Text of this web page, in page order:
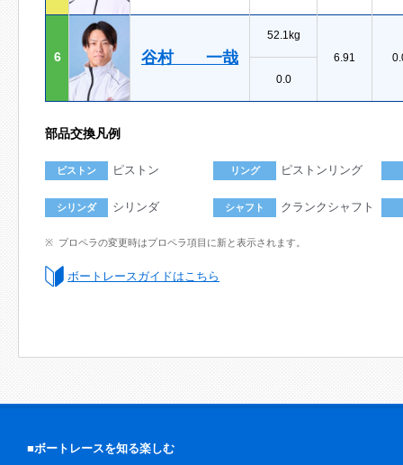
6 谷村 一哉
52.1kg
6.91
0.0
部品交換凡例
ピストン ピストン リング ピストンリング
シリンダ シリンダ シャフト クランクシャフト
プロペラの変更時はプロペラ項目に新と表示されます。
ボートレースガイドはこちら
■ボートレースを知る楽しむ